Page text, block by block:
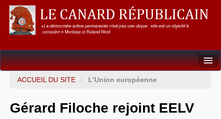
Dossiers
ACCUEIL DU SITE > L’Union européenne
Gérard Filoche rejoint EELV